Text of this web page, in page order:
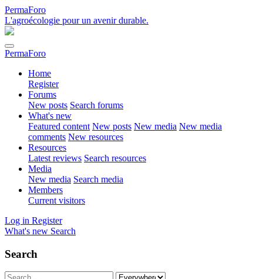
PermaForo
L'agroécologie pour un avenir durable.
PermaForo
Home
Register
Forums
New posts Search forums
What's new
Featured content New posts New media New media
comments New resources
Resources
Latest reviews Search resources
Media
New media Search media
Members
Current visitors
Log in Register
What's new Search
Search